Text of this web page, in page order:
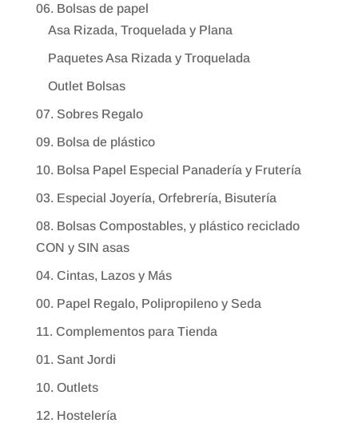
06. Bolsas de papel
Asa Rizada, Troquelada y Plana
Paquetes Asa Rizada y Troquelada
Outlet Bolsas
07. Sobres Regalo
09. Bolsa de plástico
10. Bolsa Papel Especial Panadería y Frutería
03. Especial Joyería, Orfebrería, Bisutería
08. Bolsas Compostables, y plástico reciclado
CON y SIN asas
04. Cintas, Lazos y Más
00. Papel Regalo, Polipropileno y Seda
11. Complementos para Tienda
01. Sant Jordi
10. Outlets
12. Hostelería